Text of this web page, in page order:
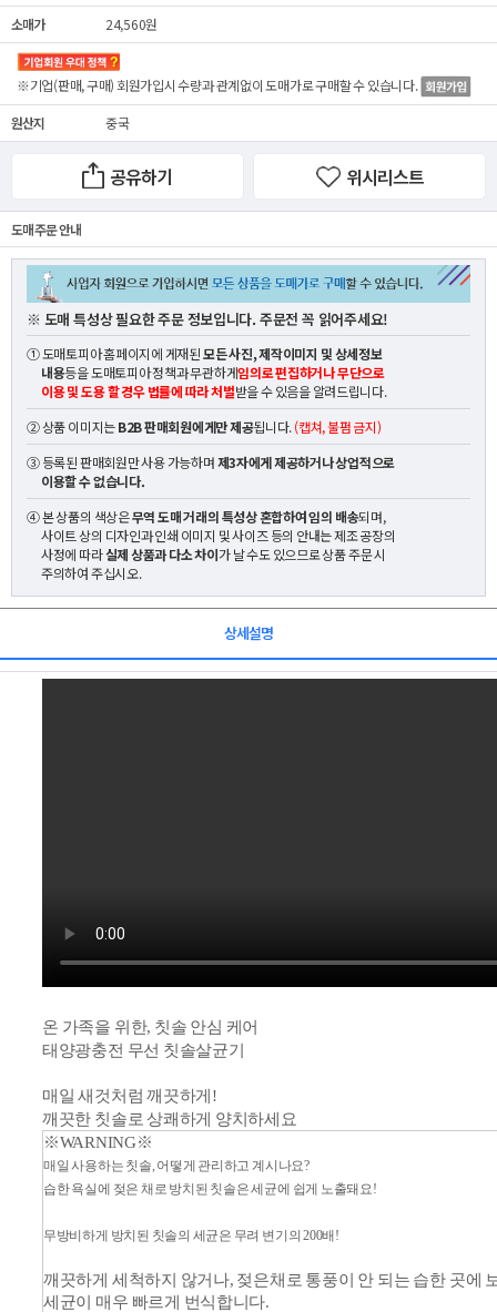
소매가 24,560원
※기업(판매, 구매) 회원가입시 수량과 관계없이도매가로 구매할 수 있습니다.
원산지 중국
공유하기 위시리스트
도매 주문 안내
※ 도매 특성상 필요한 주문 정보입니다. 주문전 꼭 읽어주세요!
① 도매토피아 홈페이지에 게재된모든 사진, 제작이미지 및 상세정보
내용등을 도매토피아 정책과 무관하게임의로 편집하거나 무단으로
이용 및 도용 할 경우 법률에 따라 처벌받을 수 있음을 알려드립니다.
② 상품 이미지는B2B 판매회원에게만 제공됩니다.(캡쳐, 불펌 금지)
③ 등록된 판매회원만 사용 가능하며제3자에게 제공하거나 상업적으로
이용할 수 없습니다.
④ 본 상품의 색상은무역 도매 거래의 특성상 혼합하여 임의 배송되며,
사이트 상의 디자인과 인쇄 이미지 및 사이즈 등의 안내는 제조 공장의
사정에 따라실제 상품과 다소 차이가 날 수도 있으므로 상품 주문 시
주의하여 주십시오.
상세설명
온 가족을 위한, 칫솔 안심 케어
태양광충전 무선 칫솔살균기
매일 새것처럼 깨끗하게!
깨끗한 칫솔로 상쾌하게 양치하세요
※WARNING※
매일 사용하는 칫솔, 어떻게 관리하고 계시나요?
습한 욕실에 젖은 채로 방치된 칫솔은 세균에 쉽게 노출돼요!
무방비하게 방치된 칫솔의 세균은 무려 변기의 200배!
깨끗하게 세척하지 않거나, 젖은채로 통풍이 안 되는 습한 곳에
세균이 매우 빠르게 번식합니다.